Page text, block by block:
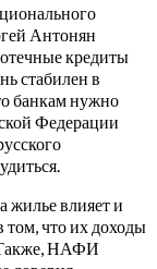
Антонян
кредиты
стабилен в
банкам нужно
Федерации
жилье влияет и
том, что их доходы
Также, НАФИ